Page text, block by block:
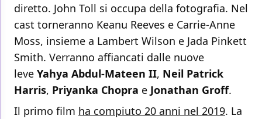
diretto. John Toll si occupa della fotografia. Nel
cast torneranno Keanu Reeves e Carrie-Anne
Moss, insieme a Lambert Wilson e Jada Pinkett
Smith. Verranno affiancati dalle nuove
leve Yahya Abdul-Mateen II, Neil Patrick
Harris, Priyanka Chopra e Jonathan Groff.
Il primo film ha compiuto 20 anni nel 2019. La